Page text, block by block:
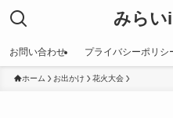
みら
お問い合わせ プライバシーポリシ
ホーム お出かけ 花火大会